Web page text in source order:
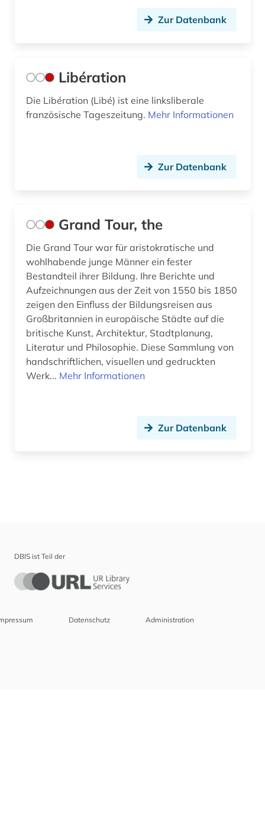
Zur Datenbank
Libération
Die Libération (Libé) ist eine linksliberale
französische Tageszeitung. Mehr Informationen
Zur Datenbank
Grand Tour, the
Die Grand Tour war für aristokratische und
wohlhabende junge Männer ein fester
Bestandteil ihrer Bildung. Ihre Berichte und
Aufzeichnungen aus der Zeit von 1550 bis 1850
zeigen den Einfluss der Bildungsreisen aus
Großbritannien in europäische Städte auf die
britische Kunst, Architektur, Stadtplanung,
Literatur und Philosophie. Diese Sammlung von
handschriftlichen, visuellen und gedruckten
Werk... Mehr Informationen
Zur Datenbank
DBIS ist Teil der
Datenschutz Administration